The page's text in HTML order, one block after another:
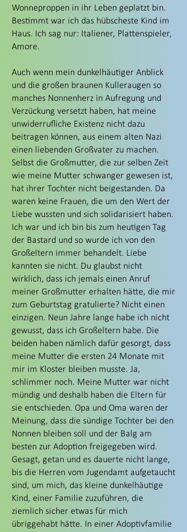
Wonneproppen in ihr Leben geplatzt bin.
Bestimmt war ich das hübscheste Kind im
Haus. Ich sag nur: Italiener, Plattenspieler,
Amore.
Auch wenn mein dunkelhäutiger Anblick
und die großen braunen Kulleraugen so
manches Nonnenherz in Aufregung und
Verzückung versetzt haben, hat meine
unwiderrufliche Existenz nicht dazu
beitragen können, aus einem alten Nazi
einen liebenden Großvater zu machen.
Selbst die Großmutter, die zur selben Zeit
wie meine Mutter schwanger gewesen ist,
hat ihrer Tochter nicht beigestanden. Da
waren keine Frauen, die um den Wert der
Liebe wussten und sich solidarisiert haben.
Ich war und ich bin bis zum heutigen Tag
der Bastard und so wurde ich von den
Großeltern immer behandelt. Liebe
kannten sie nicht. Du glaubst nicht
wirklich, dass ich jemals einen Anruf
meiner Großmutter erhalten hätte, die mir
zum Geburtstag gratulierte? Nicht einen
einzigen. Neun Jahre lange habe ich nicht
gewusst, dass ich Großeltern habe. Die
beiden haben nämlich dafür gesorgt, dass
meine Mutter die ersten 24 Monate mit
mir im Kloster bleiben musste. Ja,
schlimmer noch. Meine Mutter war nicht
mündig und deshalb haben die Eltern für
sie entschieden. Opa und Oma waren der
Meinung, dass die sündige Tochter bei den
Nonnen bleiben soll und der Balg am
besten zur Adoption freigegeben wird.
Gesagt, getan und es dauerte nicht lange,
bis die Herren vom Jugendamt aufgetaucht
sind, um mich, das kleine dunkelhäutige
Kind, einer Familie zuzuführen, die
ziemlich sicher etwas für mich
übriggehabt hätte. In einer Adoptivfamilie